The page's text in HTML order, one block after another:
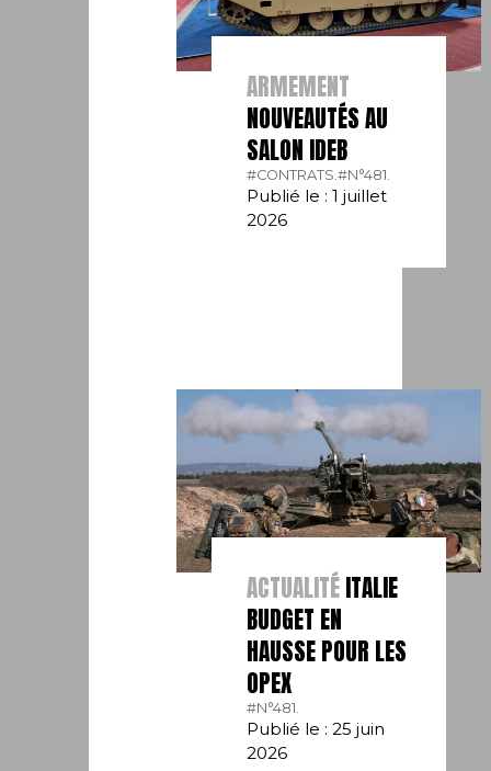
ARMEMENT
NOUVEAUTÉS AU
SALON IDEB
#CONTRATS.#N°481.
Publié le : 1 juillet
2026
ACTUALITÉITALIE
BUDGET EN
HAUSSE POUR LES
OPEX
#N°481.
Publié le : 25 juin
2026